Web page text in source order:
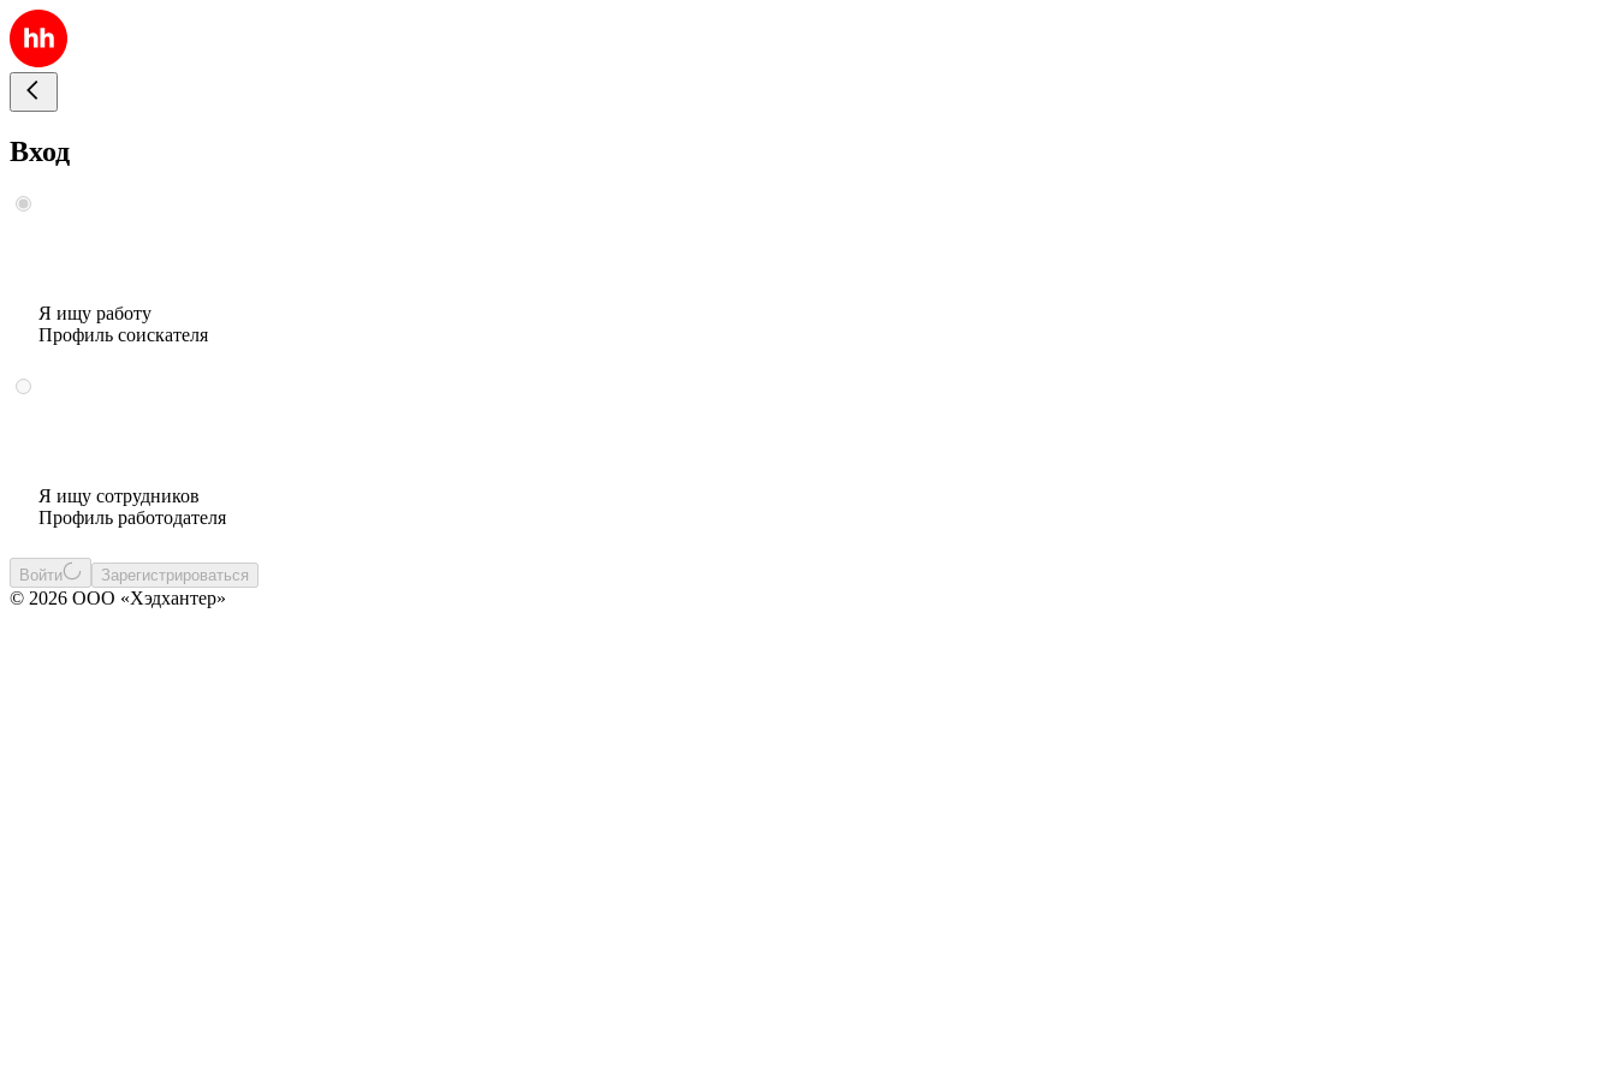
Вход
Я ищу работу
Профиль соискателя
Я ищу сотрудников
Профиль работодателя
Войти Зарегистрироваться
© 2026 ООО «Хэдхантер»